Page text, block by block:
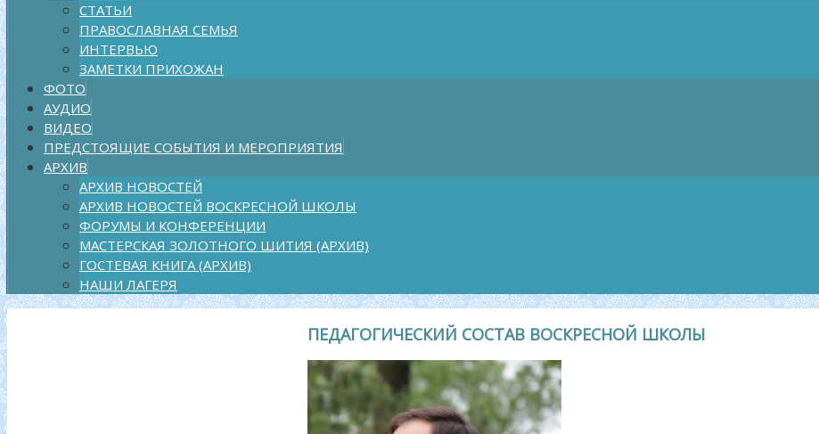
СТАТЬИ
ПРАВОСЛАВНАЯ СЕМЬЯ
ИНТЕРВЬЮ
ЗАМЕТКИ ПРИХОЖАН
ФОТО
АУДИО
ВИДЕО
ПРЕДСТОЯЩИЕ СОБЫТИЯ И МЕРОПРИЯТИЯ
АРХИВ
АРХИВ НОВОСТЕЙ
АРХИВ НОВОСТЕЙ ВОСКРЕСНОЙ ШКОЛЫ
ФОРУМЫ И КОНФЕРЕНЦИИ
МАСТЕРСКАЯ ЗОЛОТНОГО ШИТИЯ (АРХИВ)
ГОСТЕВАЯ КНИГА (АРХИВ)
НАШИ ЛАГЕРЯ
ПЕДАГОГИЧЕСКИЙ СОСТАВ ВОСКРЕСНОЙ ШКОЛЫ